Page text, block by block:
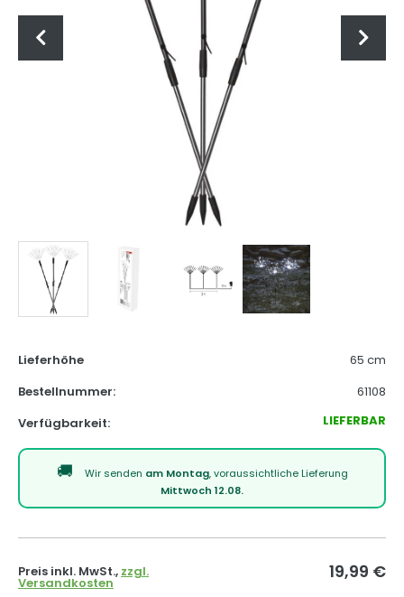
Lieferhöhe
65 cm
Bestellnummer:
61108
Verfügbarkeit:
LIEFERBAR
Wir senden am Montag, voraussichtliche Lieferung
Mittwoch 12.08.
Preis inkl. MwSt., zzgl.
Versandkosten
19,99 €